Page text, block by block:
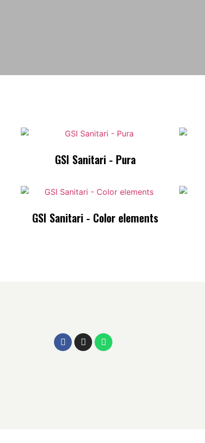
GSI Sanitari - Pura
GSI Sanitari - Color elements